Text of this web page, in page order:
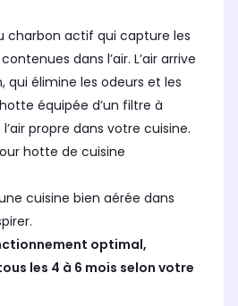
charbon actif qui capture les
dans l’air. L’air arrive
qui élimine les odeurs et les
équipée d’un filtre à
propre dans votre cuisine.
hotte de cuisine
cuisine bien aérée dans
optimal,
les 4 à 6 mois selon votre